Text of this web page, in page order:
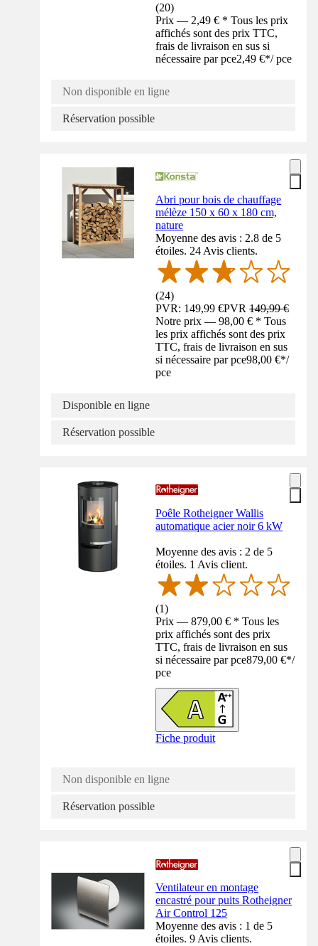
(20)
Prix — 2,49 € * Tous les prix
affichés sont des prix TTC,
frais de livraison en sus si
nécessaire par pce2,49 €*/ pce
Non disponible en ligne
Réservation possible
Abri pour bois de chauffage
mélèze 150 x 60 x 180 cm,
nature
Moyenne des avis : 2.8 de 5
étoiles. 24 Avis clients.
(24)
PVR: 149,99 €PVR149,99 €
Notre prix — 98,00 € * Tous
les prix affichés sont des prix
TTC, frais de livraison en sus
si nécessaire par pce98,00 €*/
pce
Disponible en ligne
Réservation possible
Poêle Rotheigner Wallis
automatique acier noir 6 kW
Moyenne des avis : 2 de 5
étoiles. 1 Avis client.
(1)
Prix — 879,00 € * Tous les
prix affichés sont des prix
TTC, frais de livraison en sus
si nécessaire par pce879,00 €*/
pce
Fiche produit
Non disponible en ligne
Réservation possible
Ventilateur en montage
encastré pour puits Rotheigner
Air Control 125
Moyenne des avis : 1 de 5
étoiles. 9 Avis clients.